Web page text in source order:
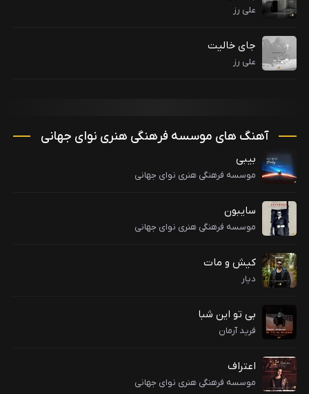
علی رز
جای خالیت
علی رز
آهنگ های موسسه فرهنگی هنری نوای جهانی
بیبی
موسسه فرهنگی هنری نوای جهانی
سایبون
موسسه فرهنگی هنری نوای جهانی
کیش و مات
دیار
بی تو این شبا
فرید آرمان
اعتراف
موسسه فرهنگی هنری نوای جهانی